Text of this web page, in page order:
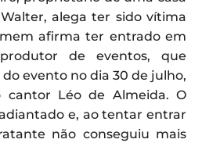
alega ter sido vítima
afirma ter entrado em
de eventos, que
evento no dia 30 de julho,
cantor Léo de Almeida. O
e, ao tentar entrar
não conseguiu mais